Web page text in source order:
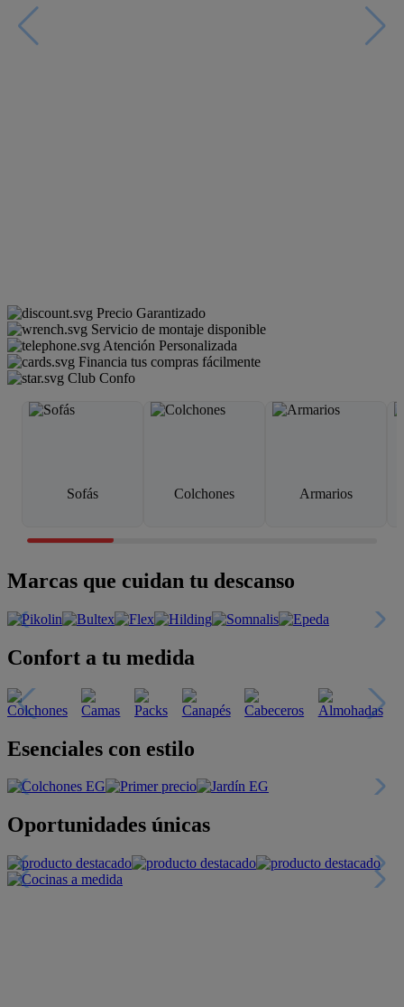
Precio Garantizado
Servicio de montaje disponible
Atención Personalizada
Financia tus compras fácilmente
Club Confo
Sofás Colchones Armarios
Marcas que cuidan tu descanso
Confort a tu medida
Esenciales con estilo
Oportunidades únicas